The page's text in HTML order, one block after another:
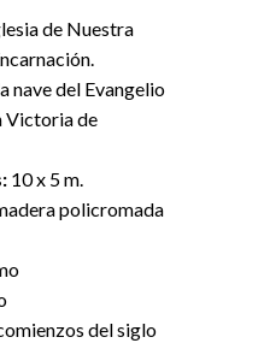
de Nuestra
nave del Evangelio
Victoria de
10 x 5 m.
policromada
del siglo